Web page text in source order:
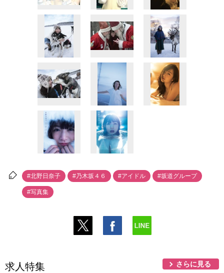
#北野日奈子 #乃木坂４６ #アイドル #坂道グループ
#写真集
求人特集 さらに見る